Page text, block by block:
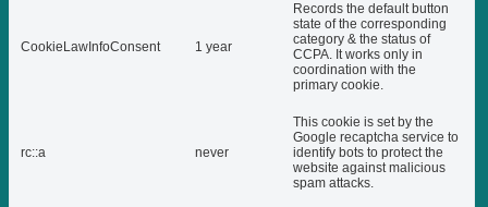
CookieLawInfoConsent 1 year
Records the default button
state of the corresponding
category & the status of
CCPA. It works only in
coordination with the
primary cookie.
rc::a never
This cookie is set by the
Google recaptcha service to
identify bots to protect the
website against malicious
spam attacks.